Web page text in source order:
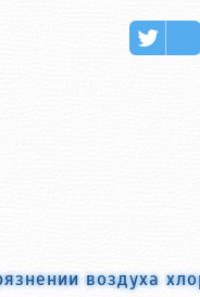
воздуха